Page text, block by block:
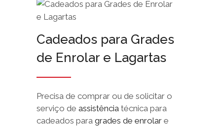
Cadeados para Grades
de Enrolar e Lagartas
Precisa de comprar ou de solicitar o
serviço de assistência técnica para
cadeados para grades de enrolar e